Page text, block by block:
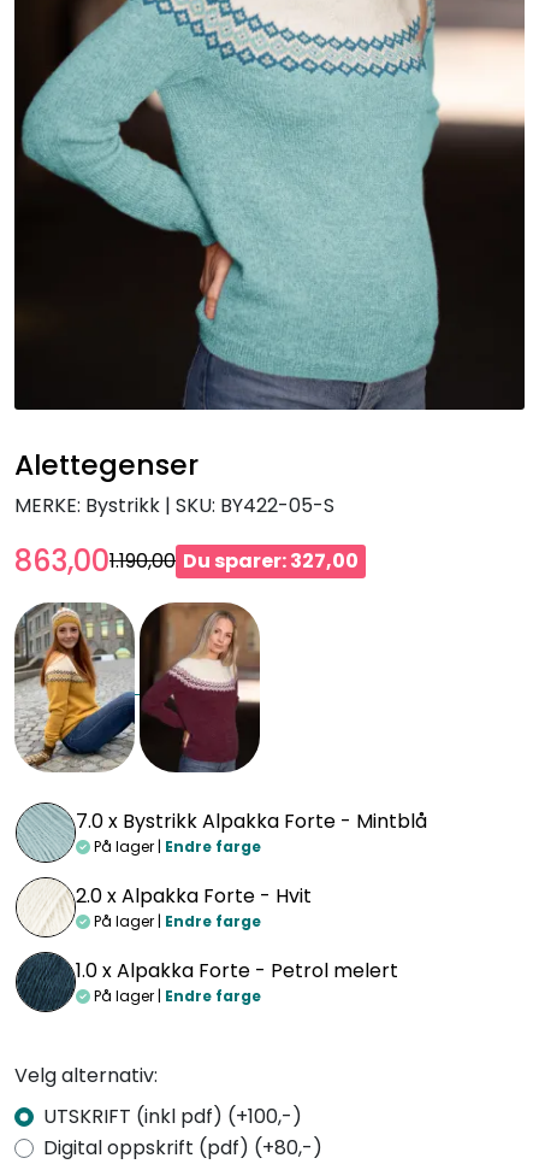
Alettegenser
MERKE: Bystrikk | SKU: BY422-05-S
863,001.190,00 Du sparer: 327,00
7.0 x Bystrikk Alpakka Forte - Mintblå
På lager | Endre farge
2.0 xAlpakka Forte - Hvit
På lager | Endre farge
1.0 xAlpakka Forte - Petrol melert
På lager | Endre farge
Velg alternativ:
UTSKRIFT (inkl pdf) (+100,-)
Digital oppskrift (pdf) (+80,-)